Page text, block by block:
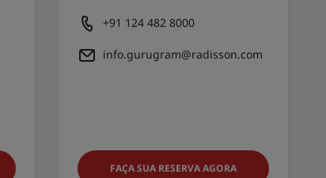
+91 124 482 8000
info.gurugram@radisson.com
FAÇA SUA RESERVA AGORA